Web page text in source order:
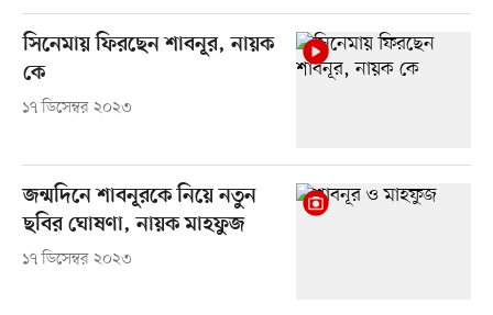
সিনেমায় ফিরছেন শাবনূর, নায়ক
কে
১৭ ডিসেম্বর ২০২৩
জন্মদিনে শাবনূরকে নিয়ে নতুন
ছবির ঘোষণা, নায়ক মাহফুজ
১৭ ডিসেম্বর ২০২৩